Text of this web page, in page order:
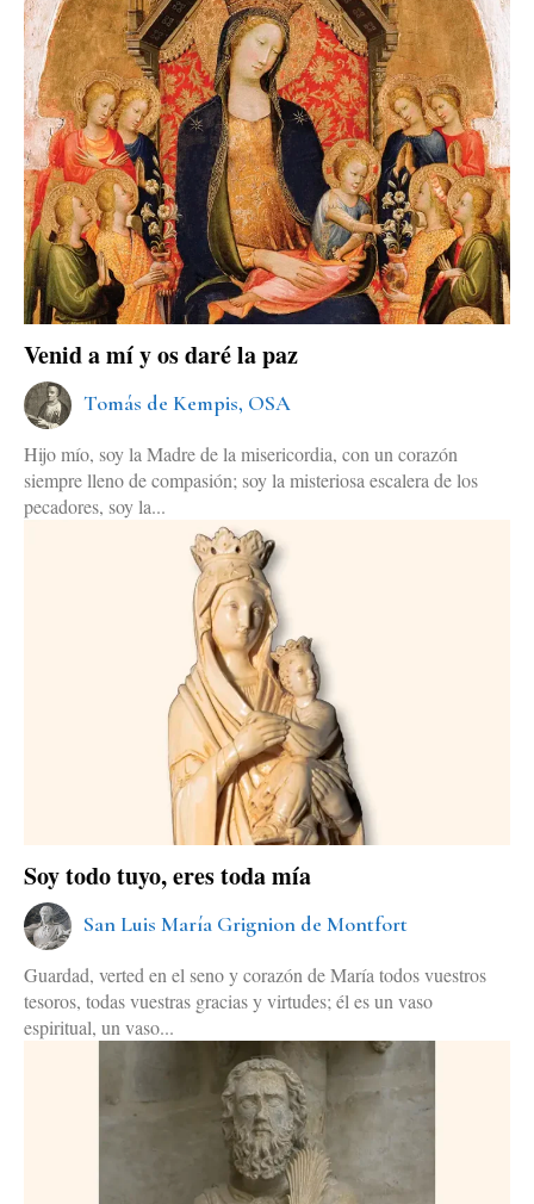
Venid a mí y os daré la paz
Tomás de Kempis, OSA
Hijo mío, soy la Madre de la misericordia, con un corazón
siempre lleno de compasión; soy la misteriosa escalera de los
pecadores, soy la...
Soy todo tuyo, eres toda mía
San Luis María Grignion de Montfort
Guardad, verted en el seno y corazón de María todos vuestros
tesoros, todas vuestras gracias y virtudes; él es un vaso
espiritual, un vaso...